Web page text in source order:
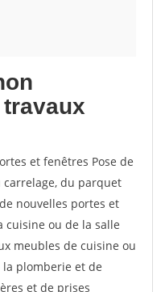
et fenêtres Pose de
du parquet
nouvelles portes et
cuisine ou de la salle
meubles de cuisine ou
plomberie et de
et de prises